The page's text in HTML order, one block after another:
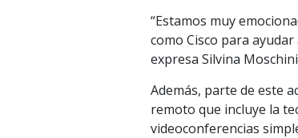
“Estamos muy
como Cisco para
expresa Silvina
Además, parte de este
remoto que incluye la
videoconferencias